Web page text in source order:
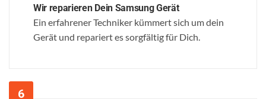
Wir reparieren Dein Samsung Gerät
Ein erfahrener Techniker kümmert sich um dein
Gerät und repariert es sorgfältig für Dich.